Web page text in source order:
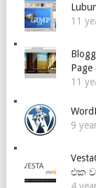
11
11
9
එක
4